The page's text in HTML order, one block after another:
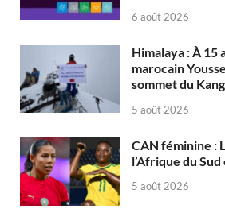
6 août 2026
Himalaya : À 15
marocain
sommet du
5 août 2026
CAN féminine :
l’Afrique du
5 août 2026